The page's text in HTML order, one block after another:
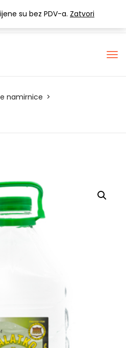
su bez PDV-a. Zatvori
info@mari-trgovina.hr
namirnice